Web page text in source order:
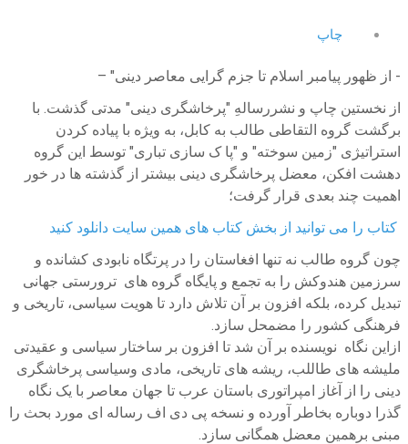
چاپ
- از ظهور پیامبر اسلام تا جزم گرایی معاصر دینی" –
از نخستین چاپ و نشررسالهِ "پرخاشگری دینی" مدتی گذشت. با
برگشت گروه التقاطی طالب به کابل، به ویژه با پیاده کردن
استراتیژی "زمین سوخته" و "پا ک سازی تباری" توسط این گروه
دهشت افکن، معضل پرخاشگری دینی بیشتر از گذشته ها در خور
اهمیت چند بعدی قرار گرفت؛
کتاب را می توانید از بخش کتاب های همین سایت دانلود کنید
چون گروه طالب نه تنها افغاستان را در پرتگاه نابودی کشانده و
سرزمین هندوکش را به تجمع و پایگاه گروه های ترورستی جهانی
تبدیل کرده، بلکه افزون بر آن تلاش دارد تا هویت سیاسی، تاریخی و
فرهنگی کشور را مضمحل سازد.
ازاین نگاه نویسنده بر آن شد تا افزون بر ساختار سیاسی و عقیدتی
ملیشه های طاللب، ریشه های تاریخی، مادی وسیاسی پرخاشگری
دینی را از آغاز امپراتوری باستان عرب تا جهان معاصر با یک نگاه
گذرا دوباره بخاطر آورده و نسخه پی دی اف رساله ای مورد بحث را
مبنی برهمین معضل همگانی سازد.